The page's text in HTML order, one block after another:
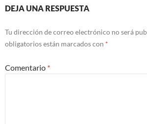
DEJA UNA RESPUESTA
Tu dirección de correo electrónico no será
obligatorios están marcados con *
Comentario *